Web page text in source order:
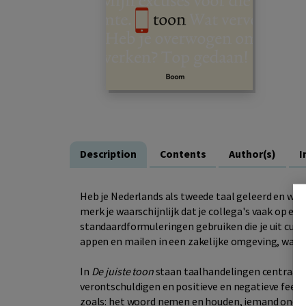
Description Contents Author(s)
Heb je Nederlands als tweede taal geleerd en
merk je waarschijnlijk dat je collega's vaak op
standaardformuleringen gebruiken die je uit
appen en mailen in een zakelijke omgeving,
In De juiste toonstaan taalhandelingen centraal,
verontschuldigen en positieve en negatieve
zoals: het woord nemen en houden, iemand